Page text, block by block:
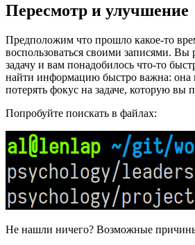
Пересмотр и улучшение
Предположим что прошло какое-то
воспользоваться своими записями. Вы
задачу и вам понадобилось что-то
найти информацию быстро важна: она
потерять фокус на задаче, которую вы
Попробуйте поискать в файлах:
Не нашли ничего? Возможные